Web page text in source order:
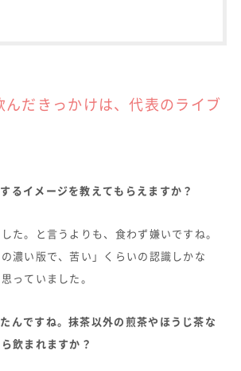
んだきっかけは、代表のライブ
るイメージを教えてもらえますか？
た。と言うよりも、食わず嫌いですね。
濃い版で、苦い」くらいの認識しかな
っていました。
んですね。抹茶以外の煎茶やほうじ茶な
飲まれますか？